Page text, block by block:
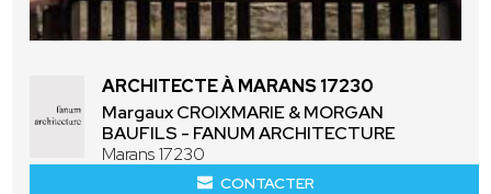
ARCHITECTE À MARANS 17230
Margaux CROIXMARIE & MORGAN
BAUFILS - FANUM ARCHITECTURE
Marans 17230
CONTACTER